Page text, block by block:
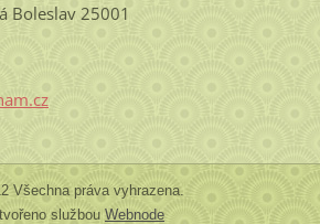
Boleslav 25001
z
Všechna práva vyhrazena.
službou Webnode